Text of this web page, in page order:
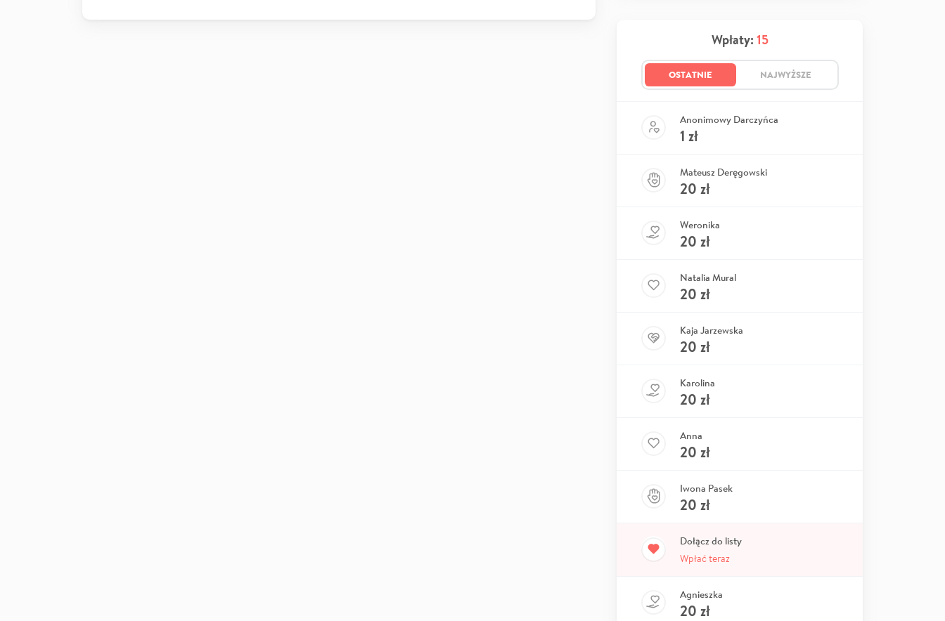
Wpłaty: 15
OSTATNIE NAJWYŻSZE
Anonimowy Darczyńca
1 zł
Mateusz Deręgowski
20 zł
Weronika
20 zł
Natalia Mural
20 zł
Kaja Jarzewska
20 zł
Karolina
20 zł
Anna
20 zł
Iwona Pasek
20 zł
Dołącz do listy
Wpłać teraz
Agnieszka
20 zł